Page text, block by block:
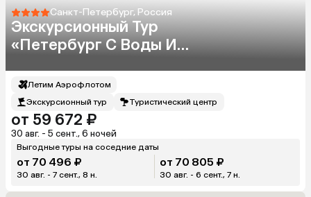
Санкт-Петербург, Россия
Экскурсионный Тур
«Петербург С Воды И
Летим Аэрофлотом
Экскурсионный тур
Туристический центр
от 59 672 ₽
30 авг. - 5 сент., 6 ночей
Выгодные туры на соседние даты
от 70 496 ₽
30 авг. - 7 сент., 8 н.
от 70 805 ₽
30 авг. - 6 сент., 7 н.